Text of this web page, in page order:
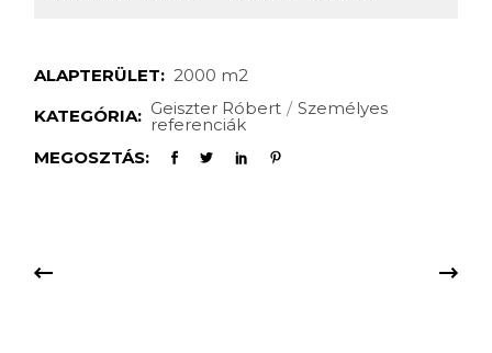
ALAPTERÜLET: 2000 m2
KATEGÓRIA: Geiszter Róbert Személyes
referenciák
MEGOSZTÁS: